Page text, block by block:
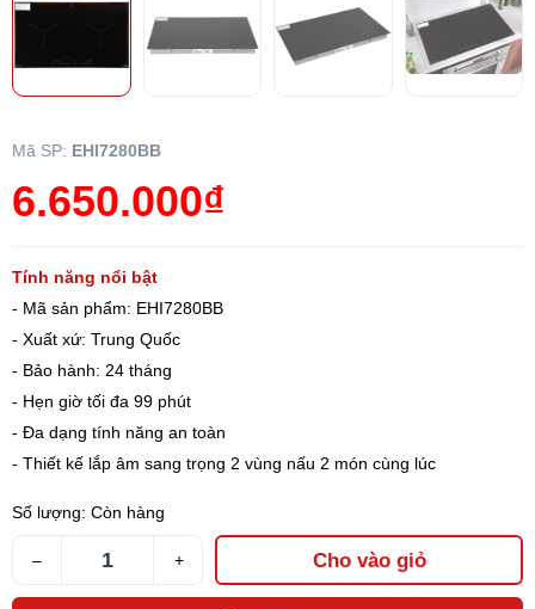
Mã SP: EHI7280BB
6.650.000₫
Tính năng nổi bật
- Mã sản phẩm: EHI7280BB
- Xuất xứ: Trung Quốc
- Bảo hành: 24 tháng
- Hẹn giờ tối đa 99 phút
- Đa dạng tính năng an toàn
- Thiết kế lắp âm sang trọng 2 vùng nấu 2 món cùng lúc
Số lượng: Còn hàng
– + Cho vào giỏ